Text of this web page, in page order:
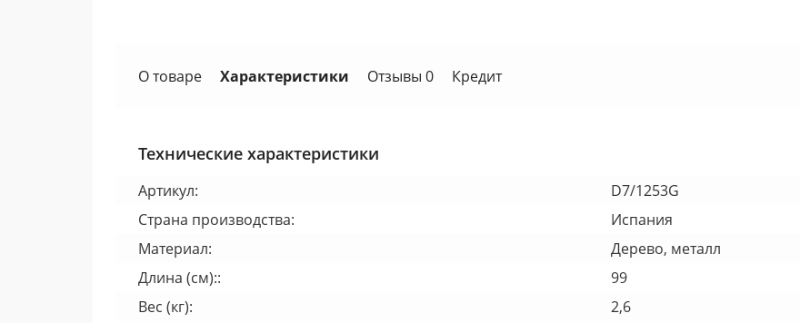
О товаре Характеристики Отзывы 0 Кредит
Технические характеристики
Артикул:
D7/1253G
Страна производства:
Испания
Материал:
Дерево, металл
Длина (см)::
99
Вес (кг):
2,6